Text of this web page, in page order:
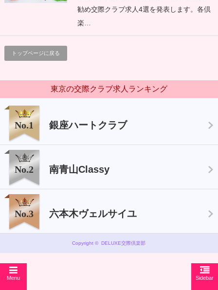
Menu Sidebar
勧め交際クラブ求人4選を発表します。各倶
楽…
トップページに戻る
東京の交際クラブ求人ランキング
No.1 銀座ハートクラブ
No.2 南青山Classy
No.3 六本木ヴェルサイユ
Copyright © DELUXE交際倶楽部